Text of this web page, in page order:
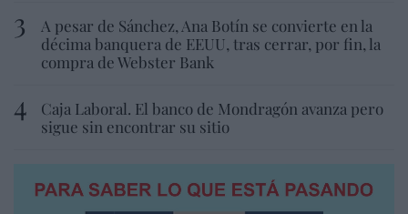
A pesar de Sánchez, Ana Botín se convierte en la
décima banquera de EEUU, tras cerrar, por fin, la
compra de Webster Bank
Caja Laboral. El banco de Mondragón avanza pero
sigue sin encontrar su sitio